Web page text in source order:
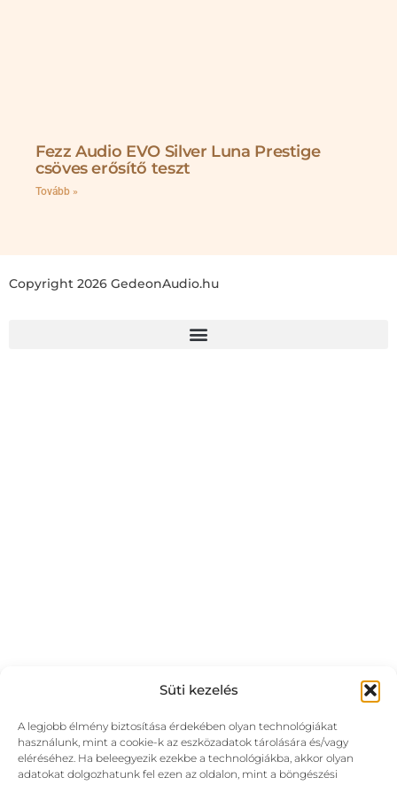
Süti kezelés
A legjobb élmény biztosítása érdekében olyan technológiákat
használunk, mint a cookie-k az eszközadatok tárolására és/vagy
eléréséhez. Ha beleegyezik ezekbe a technológiákba, akkor olyan
adatokat dolgozhatunk fel ezen az oldalon, mint a böngészési
Fezz Audio EVO Silver Luna Prestige
csöves erősítő teszt
Tovább »
Copyright 2026 GedeonAudio.hu